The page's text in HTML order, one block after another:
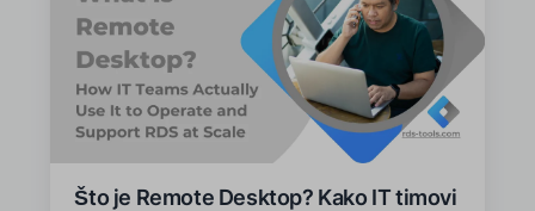
Što je Remote Desktop? Kako IT timovi